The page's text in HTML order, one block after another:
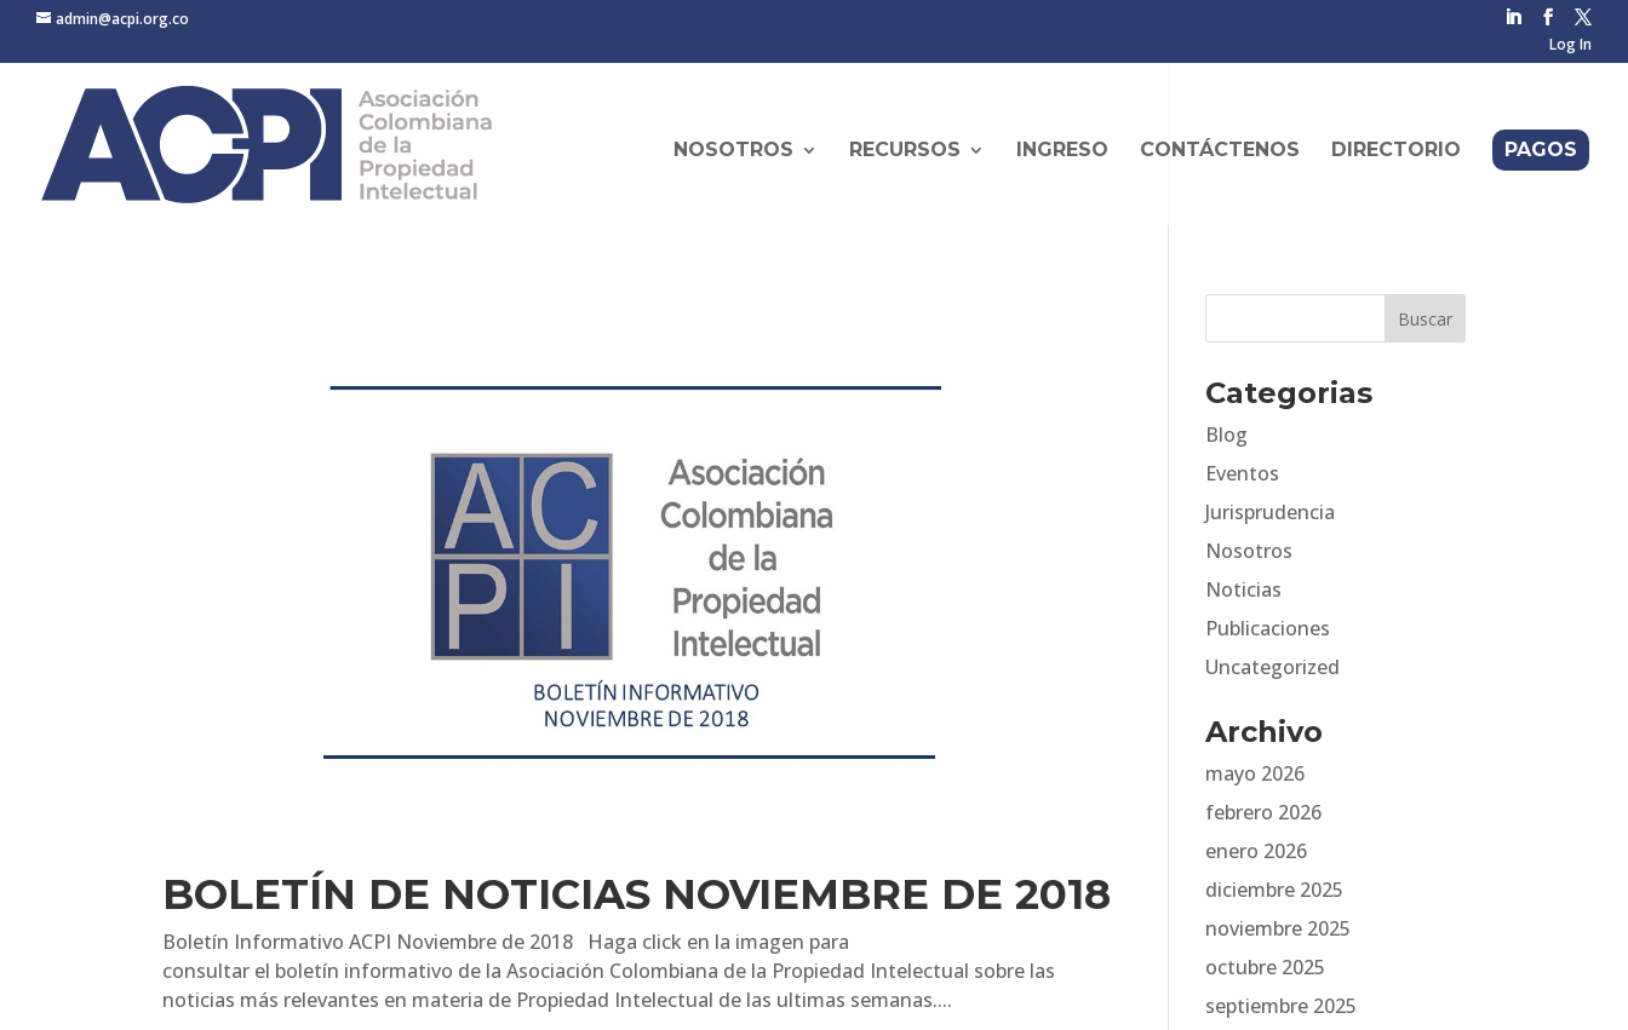
admin@acpi.org.co
Log In
NOSOTROS RECURSOS INGRESO CONTÁCTENOS DIRECTORIO PAGOS
BOLETÍN DE NOTICIAS NOVIEMBRE DE 2018
Boletín Informativo ACPI Noviembre de 2018 Haga click en la imagen para
consultar el boletín informativo de la Asociación Colombiana de la Propiedad Intelectual sobre las
noticias más relevantes en materia de Propiedad Intelectual de las ultimas semanas....
Categorias
Blog
Eventos
Jurisprudencia
Nosotros
Noticias
Publicaciones
Uncategorized
Archivo
mayo 2026
febrero 2026
enero 2026
diciembre 2025
noviembre 2025
octubre 2025
septiembre 2025